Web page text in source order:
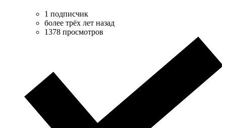
1 подписчик
более трёх лет назад
1378 просмотров